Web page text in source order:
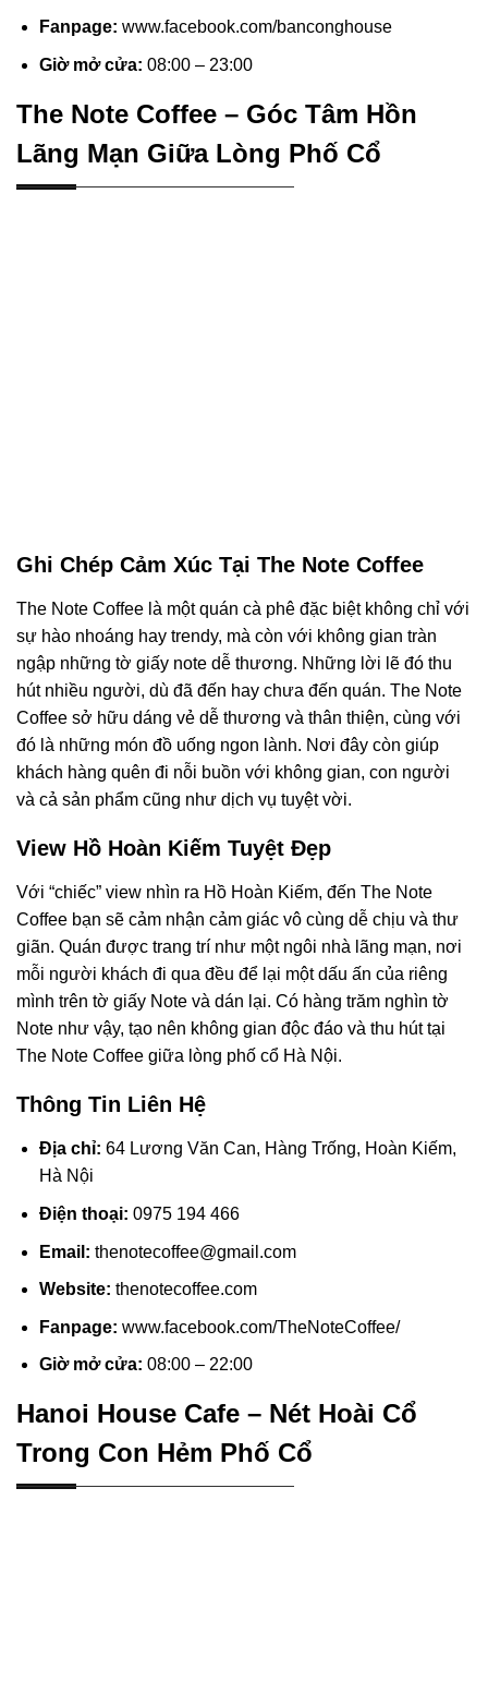
Fanpage: www.facebook.com/banconghouse
Giờ mở cửa: 08:00 – 23:00
The Note Coffee – Góc Tâm Hồn
Lãng Mạn Giữa Lòng Phố Cổ
Ghi Chép Cảm Xúc Tại The Note Coffee
The Note Coffee là một quán cà phê đặc biệt không chỉ với
sự hào nhoáng hay trendy, mà còn với không gian tràn
ngập những tờ giấy note dễ thương. Những lời lẽ đó thu
hút nhiều người, dù đã đến hay chưa đến quán. The Note
Coffee sở hữu dáng vẻ dễ thương và thân thiện, cùng với
đó là những món đồ uống ngon lành. Nơi đây còn giúp
khách hàng quên đi nỗi buồn với không gian, con người
và cả sản phẩm cũng như dịch vụ tuyệt vời.
View Hồ Hoàn Kiếm Tuyệt Đẹp
Với “chiếc” view nhìn ra Hồ Hoàn Kiếm, đến The Note
Coffee bạn sẽ cảm nhận cảm giác vô cùng dễ chịu và thư
giãn. Quán được trang trí như một ngôi nhà lãng mạn, nơi
mỗi người khách đi qua đều để lại một dấu ấn của riêng
mình trên tờ giấy Note và dán lại. Có hàng trăm nghìn tờ
Note như vậy, tạo nên không gian độc đáo và thu hút tại
The Note Coffee giữa lòng phố cổ Hà Nội.
Thông Tin Liên Hệ
Địa chỉ: 64 Lương Văn Can, Hàng Trống, Hoàn Kiếm,
Hà Nội
Điện thoại: 0975 194 466
Email: thenotecoffee@gmail.com
Website: thenotecoffee.com
Fanpage: www.facebook.com/TheNoteCoffee/
Giờ mở cửa: 08:00 – 22:00
Hanoi House Cafe – Nét Hoài Cổ
Trong Con Hẻm Phố Cổ